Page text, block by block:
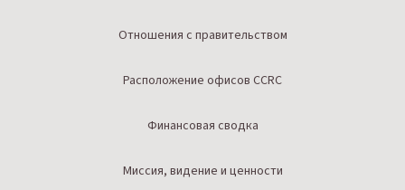
Отношения с правительством
Расположение офисов CCRC
Финансовая сводка
Миссия, видение и ценности